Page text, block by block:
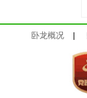
卧龙概况 |